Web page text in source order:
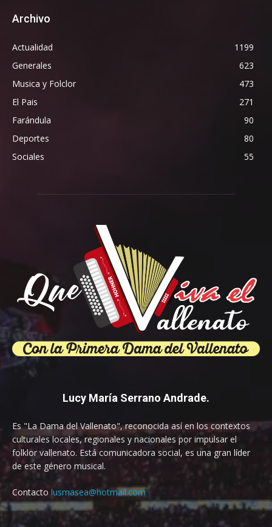
Archivo
Actualidad
1199
Generales
623
Musica y Folclor
473
El Pais
271
Farándula
90
Deportes
80
Sociales
55
Lucy María Serrano Andrade.
Es "La Dama del Vallenato", reconocida así en los contextos
culturales locales, regionales y nacionales por impulsar el
folklor vallenato. Está comunicadora social, es una gran líder
de este género musical.
Contacto lusmasea@hotmail.com